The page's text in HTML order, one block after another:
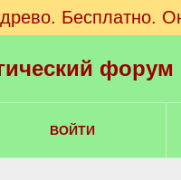
Бесплатно.
ВОЙТИ